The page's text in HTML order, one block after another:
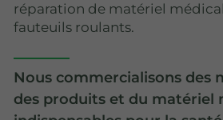
réparation de matériel
fauteuils roulants.
Nous commercialisons des
des produits et du matériel